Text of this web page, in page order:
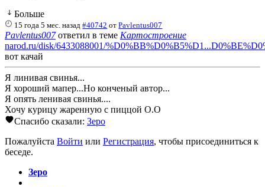
Больше
15 года 5 мес. назад #40742 отPavlentus007
Pavlentus007ответил в теме Картостроение
narod.ru/disk/6433088001/
вот качай
Я линивая свинья...
Я хороший мапер...Но конченый автор...
Я опять ленивая свинья....
Хочу курицу жаренную с пиццой О.О
Спасибо сказали: Зеро
Пожалуйста Войти или Регистрация, чтобы присоединиться к
беседе.
Зеро